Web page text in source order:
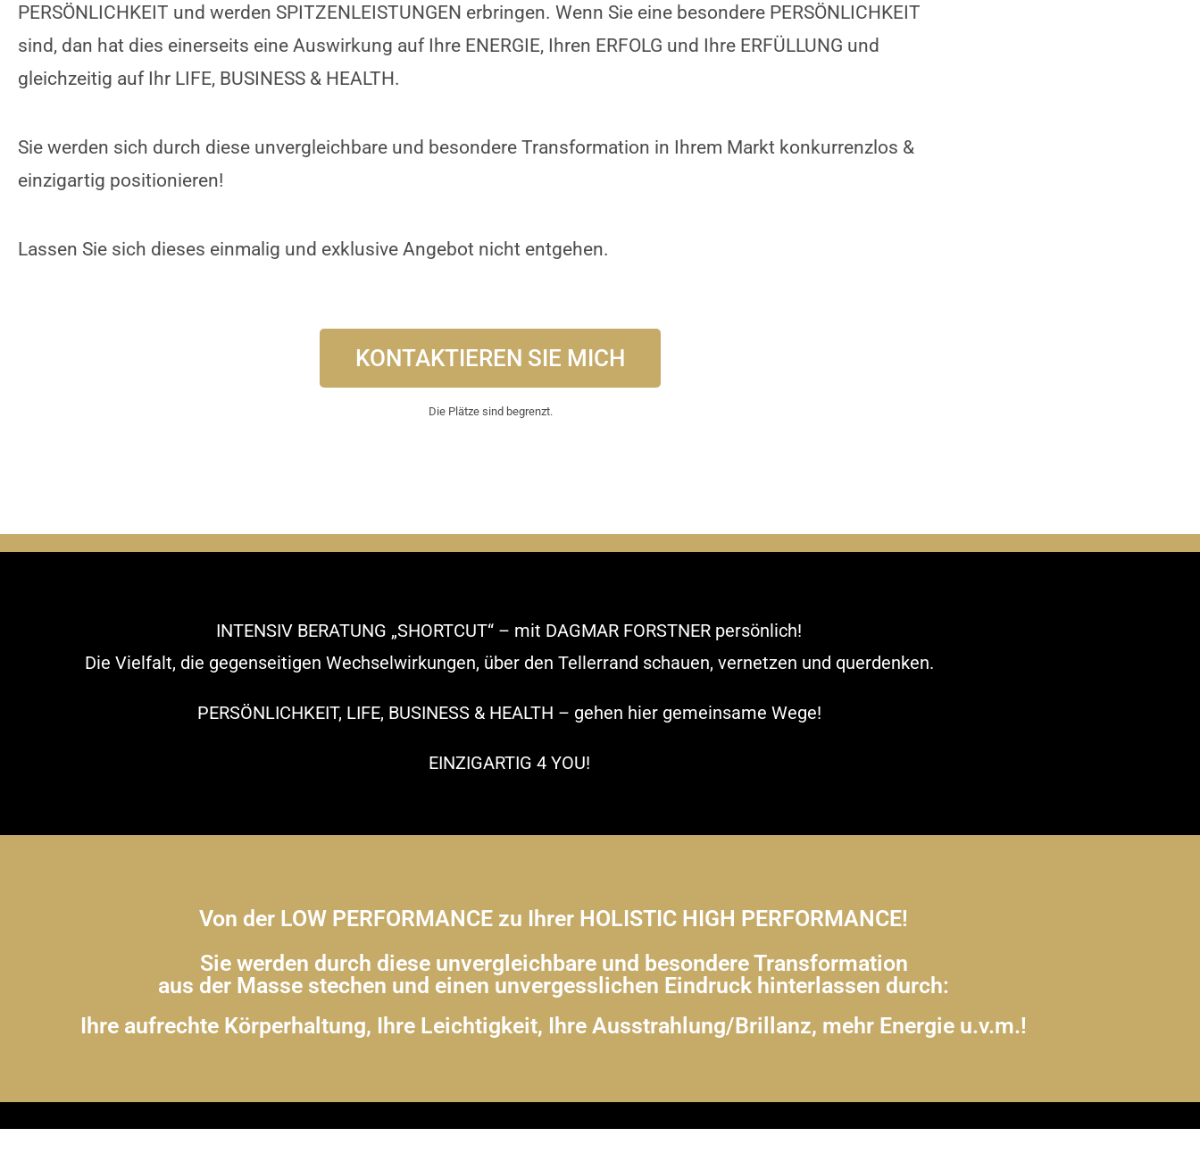
PERSÖNLICHKEIT und werden SPITZENLEISTUNGEN erbringen. Wenn Sie eine besondere PERSÖNLICHKEIT
sind, dan hat dies einerseits eine Auswirkung auf Ihre ENERGIE, Ihren ERFOLG und Ihre ERFÜLLUNG und
gleichzeitig auf Ihr LIFE, BUSINESS & HEALTH.
Sie werden sich durch diese unvergleichbare und besondere Transformation in Ihrem Markt konkurrenzlos &
einzigartig positionieren!
Lassen Sie sich dieses einmalig und exklusive Angebot nicht entgehen.
KONTAKTIEREN SIE MICH
Die Plätze sind begrenzt.
INTENSIV BERATUNG „SHORTCUT“ – mit DAGMAR FORSTNER persönlich!
Die Vielfalt, die gegenseitigen Wechselwirkungen, über den Tellerrand schauen, vernetzen und querdenken.
PERSÖNLICHKEIT, LIFE, BUSINESS & HEALTH – gehen hier gemeinsame Wege!
EINZIGARTIG 4 YOU!
Von der LOW PERFORMANCE zu Ihrer HOLISTIC HIGH PERFORMANCE!
Sie werden durch diese unvergleichbare und besondere Transformation
aus der Masse stechen und einen unvergesslichen Eindruck hinterlassen durch:
Ihre aufrechte Körperhaltung, Ihre Leichtigkeit, Ihre Ausstrahlung/Brillanz, mehr Energie u.v.m.!